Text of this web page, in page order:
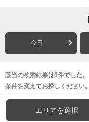
今日
該当の検索結果は0件でした。
条件を変えてお探しください。
エリアを選択